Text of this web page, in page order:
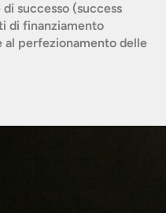
successo (success
di finanziamento
al perfezionamento delle